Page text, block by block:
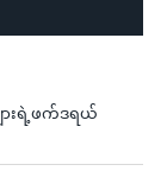
ားရဲ့ဖက်ဒရယ်